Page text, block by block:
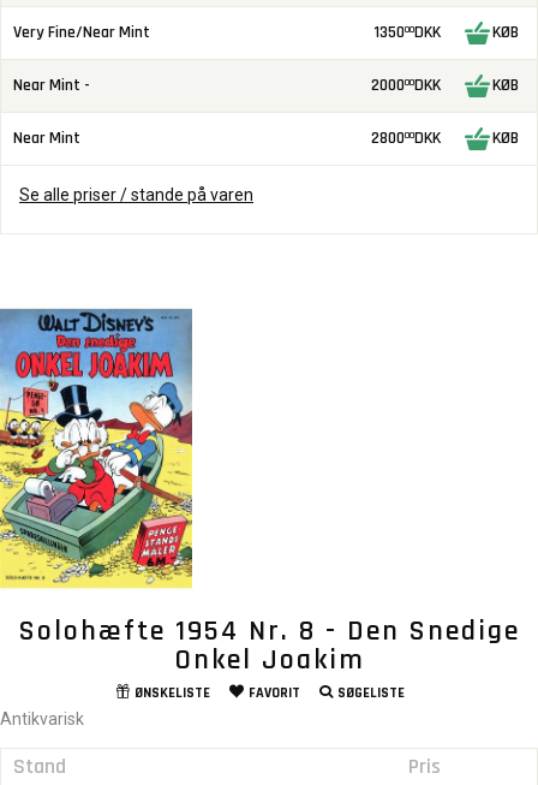
Very Fine/Near Mint 135000DKK KØB
Near Mint - 200000DKK KØB
Near Mint 280000DKK KØB
Se alle priser / stande på varen
Solohæfte 1954 Nr. 8 - Den Snedige
Onkel Joakim
ØNSKELISTE FAVORIT SØGELISTE
Antikvarisk
Stand Pris